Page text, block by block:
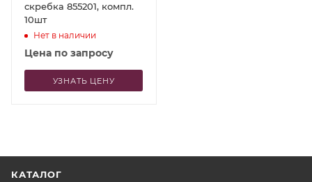
скребка 855201, компл.
10шт
Нет в наличии
Цена по запросу
УЗНАТЬ ЦЕНУ
КАТАЛОГ